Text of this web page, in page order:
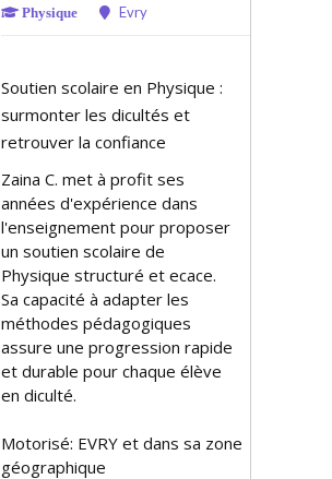
Physique Evry
Soutien scolaire en Physique :
surmonter les difficultés et
retrouver la confiance
Zaina C. met à profit ses
années d'expérience dans
l'enseignement pour proposer
un soutien scolaire de
Physique structuré et efficace.
Sa capacité à adapter les
méthodes pédagogiques
assure une progression rapide
et durable pour chaque élève
en difficulté.
Motorisé: EVRY et dans sa zone
géographique